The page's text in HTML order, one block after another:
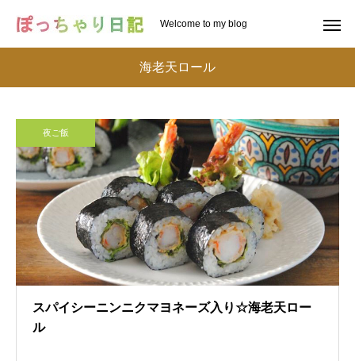
Welcome to my blog
海老天ロール
夜ご飯
スパイシーニンニクマヨネーズ入り☆海老天ロー
ル